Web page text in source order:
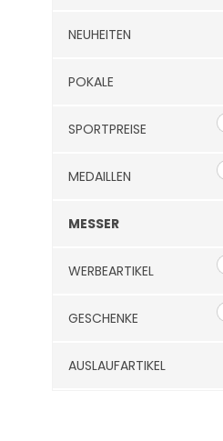
NEUHEITEN
POKALE
SPORTPREISE
MEDAILLEN
MESSER
WERBEARTIKEL
GESCHENKE
AUSLAUFARTIKEL